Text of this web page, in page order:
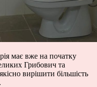
має вже на початку
Грибович та
вирішити більшість